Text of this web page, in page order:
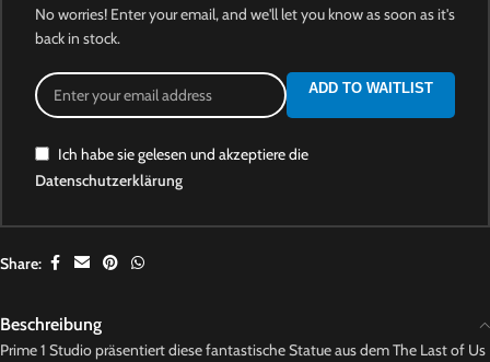
No worries! Enter your email, and we'll let you know as soon as it's
back in stock.
ADD TO WAITLIST
Ich habe sie gelesen und akzeptiere die
Datenschutzerklärung
Share:
Beschreibung
Prime 1 Studio präsentiert diese fantastische Statue aus dem The Last of Us